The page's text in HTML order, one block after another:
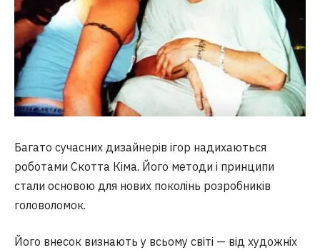
Багато сучасних дизайнерів ігор надихаються
роботами Скотта Кіма. Його методи і принципи
стали основою для нових поколінь розробників
головоломок.
Його внесок визнають у всьому світі — від художніх